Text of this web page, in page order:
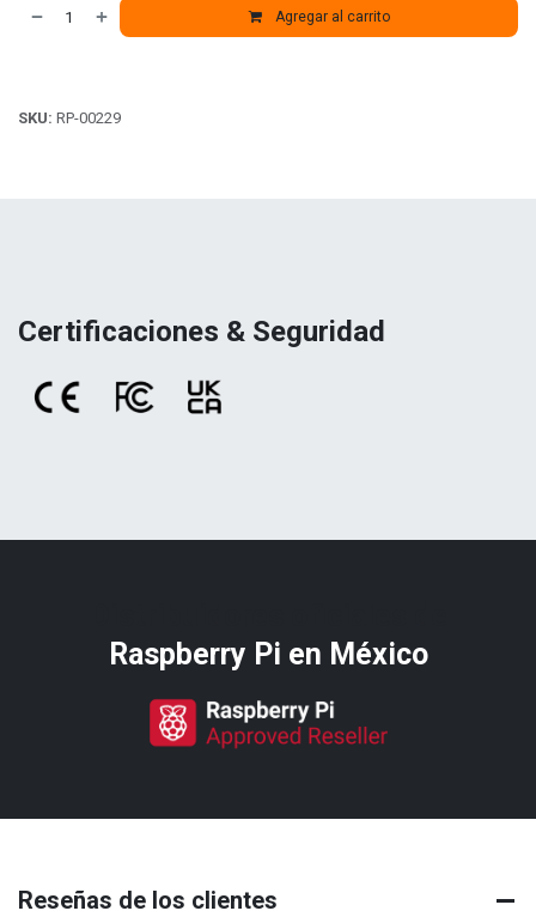
Agregar al carrito
SKU: RP-00229
Certificaciones & Seguridad
Raspberry Pi​ en México
Reseñas de los clientes